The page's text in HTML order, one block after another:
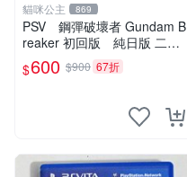
貓咪公主 869
PSV 鋼彈破壞者 Gundam B
reaker 初回版 純日版 二手
品
$600 $900 67折